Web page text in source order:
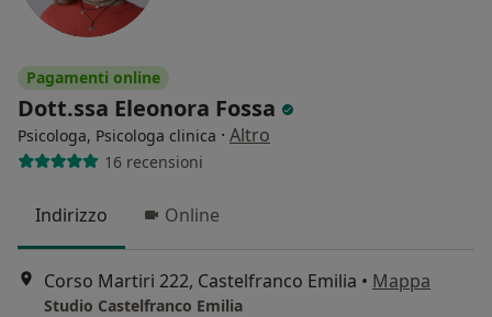
Pagamenti online
Dott.ssa Eleonora Fossa
Psicologa, Psicologa clinica · Altro
16 recensioni
Indirizzo Online
Corso Martiri 222, Castelfranco Emilia • Mappa
Studio Castelfranco Emilia